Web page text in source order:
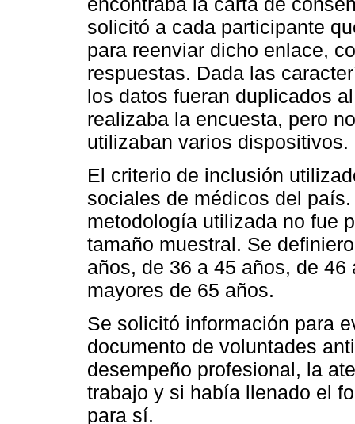
solicitó a cada participante
para reenviar dicho enlace,
respuestas. Dada las
los datos fueran duplicados
realizaba la encuesta, pero
utilizaban varios dispositivos.
El criterio de inclusión
sociales de médicos del
metodología utilizada no fue
tamaño muestral. Se
años, de 36 a 45 años, de
mayores de 65 años.
Se solicitó información para
documento de voluntades
desempeño profesional, la
trabajo y si había llenado el
para sí.